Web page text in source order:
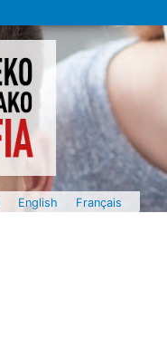
English Français